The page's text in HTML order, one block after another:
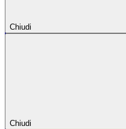
Chiudi
Chiudi